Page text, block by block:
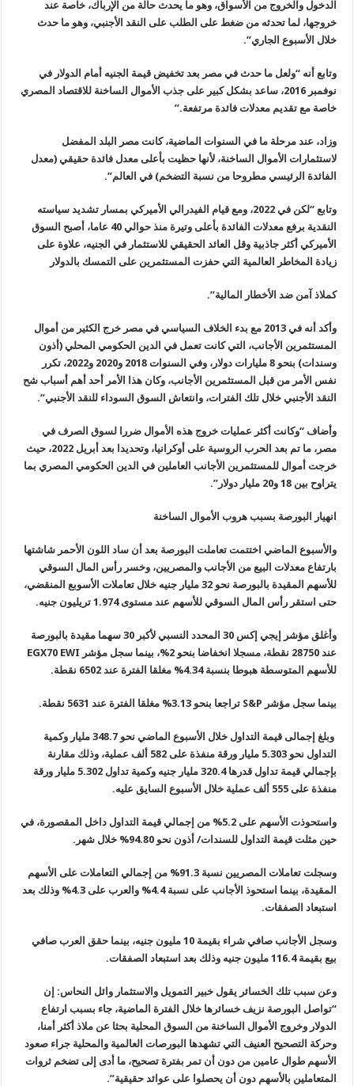
الدخول والخروج من الأسواق، وهو ما يحدث حالة من الإرباك، خاصة عند
خروجها، لما تحدثه من ضغط على الطلب على النقد الأجنبي، وهو ما حدث
خلال الأسبوع الجاري”.
وتابع أنه “ولعل ما حدث في مصر بعد تخفيض قيمة الجنيه أمام الدولار في
نوفمبر 2016، ساعد بشكل كبير على جذب الأموال الساخنة للاقتصاد المصري
خاصة مع تقديم معدلات فائدة مرتفعة.”
وزاد، عند مرحلة ما في السنوات الماضية، كانت مصر البلد المفضل
لاستثمارات الأموال الساخنة، لأنها حظيت بأعلى معدل فائدة حقيقي (معدل
الفائدة الرئيسي مطروحا من نسبة التضخم) في العالم”.
وتابع “لكن في 2022، ومع قيام الفيدرالي الأميركي بمسار تشديد سياسته
النقدية برفع معدلات الفائدة بأعلى وتيرة منذ حوالي 40 عاما، أصبح السوق
الأميركي أكثر جاذبية وقل العائد الحقيقي للاستثمار في الجنيه، علاوة على
زيادة المخاطر العالمية التي حفزت المستثمرين على التمسك بالدولار
كملاذ آمن ضد الأخطار المالية”.
وأكد أنه في 2013 مع بدء الخلاف السياسي في مصر خرج الكثير من أموال
المستثمرين الأجانب، التي كانت تعمل في الدين الحكومي المحلي (أذون
وسندات) بنحو 8 مليارات دولار، وفي السنوات 2018 و2020 و2022، تكرر
نفس الأمر من قبل المستثمرين الأجانب، وكان هذا الأمر أحد أهم أسباب شح
النقد الأجنبي خلال تلك الفترات، وانتعاش السوق السوداء للنقد الأجنبي”.
وأضاف “وكانت أكثر عمليات خروج هذه الأموال ضررا لسوق الصرف في
مصر، ما تم بعد الحرب الروسية على أوكرانيا، وتحديدا بعد أبريل 2022، حيث
خرجت أموال للمستثمرين الأجانب العاملين في الدين الحكومي المصري بما
يتراوح بين 18 و20 مليار دولار”.
انهيار البورصة بسبب هروب الأموال الساخنة
والأسبوع الماضي اختتمت تعاملت البورصة بعد أن ساد اللون الأحمر شاشتها
بارتفاع معدلات البيع من الأجانب والمصريين، وخسر رأس المال السوقي
للأسهم المقيدة بالبورصة نحو 32 مليار جنيه خلال تعاملات الأسوبع المنقضي،
حتى استقر رأس المال السوقي للأسهم عند مستوى 1.974 تريليون جنيه.
وأغلق مؤشر إيجي إكس 30 المحدد النسبي لأكبر 30 سهما مقيدة بالبورصة
عند 28750 نقطة، مسجلا انخفاضا بنحو 2%، بينما سجل مؤشر
EGX70 EWI
للأسهم المتوسطة هبوطا بنسبة 4.34% مغلقا الفترة عند 6502 نقطة.
بينما سجل مؤشر S&P تراجعا بنحو 3.13% مغلقا الفترة عند 5631 نقطة.
وبلغ إجمالى قيمة التداول خلال الأسبوع الماضي نحو 348.7 مليار وكمية
التداول نحو 5.303 مليار ورقة منفذة على 582 ألف عملية، وذلك مقارنة
بإجمالي قيمة تداول قدرها 320.4 مليار جنيه وكمية تداول 5.302 مليار ورقة
منفذة على 555 ألف عملية خلال الأسبوع السايق عليه.
واستحوذت الأسهم على 5.2% من إجمالي قيمة التداول داخل المقصورة، في
حين مثلت قيمة التداول للسندات/ أذون نحو 94.80% خلال شهر.
وسجلت تعاملات المصريين نسبة 91.3% من إجمالي التعاملات على الأسهم
المقيدة، بينما استحوذ الأجانب على نسبة 4.4% والعرب على 4.3% وذلك بعد
استبعاد الصفقات.
وسجل الأجانب صافي شراء بقيمة 10 مليون جنيه، بينما حقق العرب صافي
بيع بقيمة 116.4 مليون جنيه وذلك بعد استبعاد الصفقات.
وعن سبب تلك الخسائر يقول خبير التمويل والاستثمار وائل النحاس: إن
“تواصل البورصة نزيف خسائرها خلال الفترة الماضية، جاء بسبب ارتفاع
الدولار وخروج الأموال الساخنة من السوق المحلية بحثا عن ملاذ أكثر أمنا،
وحركة التصحيح العنيف التي تشهدها البورصات العالمية والمحلية جراء صعود
الأسهم طوال عامين من دون أن تمر بفترة تصحيح، ما أدى إلى تضخم ثروات
المتعاملين بالأسهم دون أن يحصلوا على عوائد حقيقية”.